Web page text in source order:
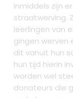
Inmiddels zijn
straatwerving.
leerlingen van
gingen werven
dit vanuit hun
hun tijd hierin
worden wel
donateurs die